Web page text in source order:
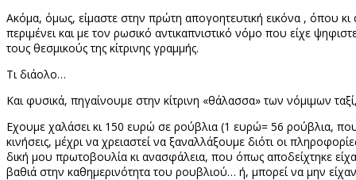
Ακόμα, όμως, είμαστε στην πρώτη απογοητευτική εικόνα , όπου
περιμένει και με τον ρωσικό αντικαπνιστικό νόμο που είχε
τους θεσμικούς της κίτρινης γραμμής.
Τι διάολο…
Και φυσικά, πηγαίνουμε στην κίτρινη «θάλασσα» των νόμιμων
Εχουμε χαλάσει κι 150 ευρώ σε ρούβλια (1 ευρώ= 56 ρούβλια,
κινήσεις, μέχρι να χρειαστεί να ξαναλλάξουμε διότι οι
δική μου πρωτοβουλία κι ανασφάλεια, που όπως αποδείχτηκε
βαθιά στην καθημερινότητα του ρουβλιού… ή, μπορεί να μην